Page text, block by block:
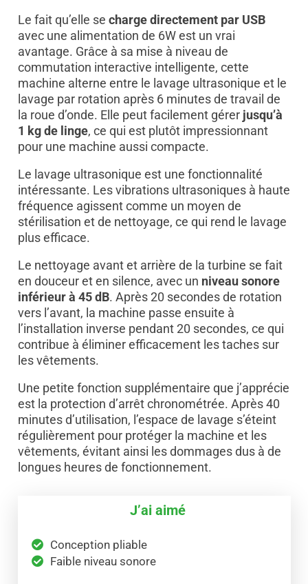
Le fait qu’elle se charge directement par USB
avec une alimentation de 6W est un vrai
avantage. Grâce à sa mise à niveau de
commutation interactive intelligente, cette
machine alterne entre le lavage ultrasonique et le
lavage par rotation après 6 minutes de travail de
la roue d’onde. Elle peut facilement gérer jusqu’à
1 kg de linge, ce qui est plutôt impressionnant
pour une machine aussi compacte.
Le lavage ultrasonique est une fonctionnalité
intéressante. Les vibrations ultrasoniques à haute
fréquence agissent comme un moyen de
stérilisation et de nettoyage, ce qui rend le lavage
plus efficace.
Le nettoyage avant et arrière de la turbine se fait
en douceur et en silence, avec un niveau sonore
inférieur à 45 dB. Après 20 secondes de rotation
vers l’avant, la machine passe ensuite à
l’installation inverse pendant 20 secondes, ce qui
contribue à éliminer efficacement les taches sur
les vêtements.
Une petite fonction supplémentaire que j’apprécie
est la protection d’arrêt chronométrée. Après 40
minutes d’utilisation, l’espace de lavage s’éteint
régulièrement pour protéger la machine et les
vêtements, évitant ainsi les dommages dus à de
longues heures de fonctionnement.
J’ai aimé
Conception pliable
Faible niveau sonore